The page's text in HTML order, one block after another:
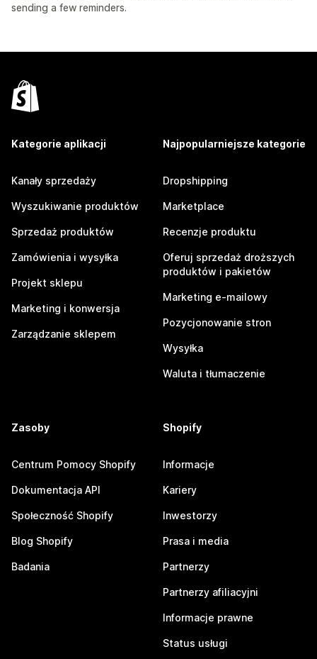
sending a few reminders.
Kategorie aplikacji
Kanały sprzedaży
Wyszukiwanie produktów
Sprzedaż produktów
Zamówienia i wysyłka
Projekt sklepu
Marketing i konwersja
Zarządzanie sklepem
Najpopularniejsze kategorie
Dropshipping
Marketplace
Recenzje produktu
Oferuj sprzedaż droższych
produktów i pakietów
Marketing e-mailowy
Pozycjonowanie stron
Wysyłka
Waluta i tłumaczenie
Zasoby
Centrum Pomocy Shopify
Dokumentacja API
Społeczność Shopify
Blog Shopify
Badania
Shopify
Informacje
Kariery
Inwestorzy
Prasa i media
Partnerzy
Partnerzy afiliacyjni
Informacje prawne
Status usługi